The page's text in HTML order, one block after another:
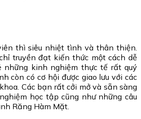
thì siêu nhiệt tình và thân thiện.
truyền đạt kiến thức một cách dễ
những kinh nghiệm thực tế rất quý
còn có cơ hội được giao lưu với các
Các bạn rất cởi mở và sẵn sàng
học tập cũng như những câu
Răng Hàm Mặt.